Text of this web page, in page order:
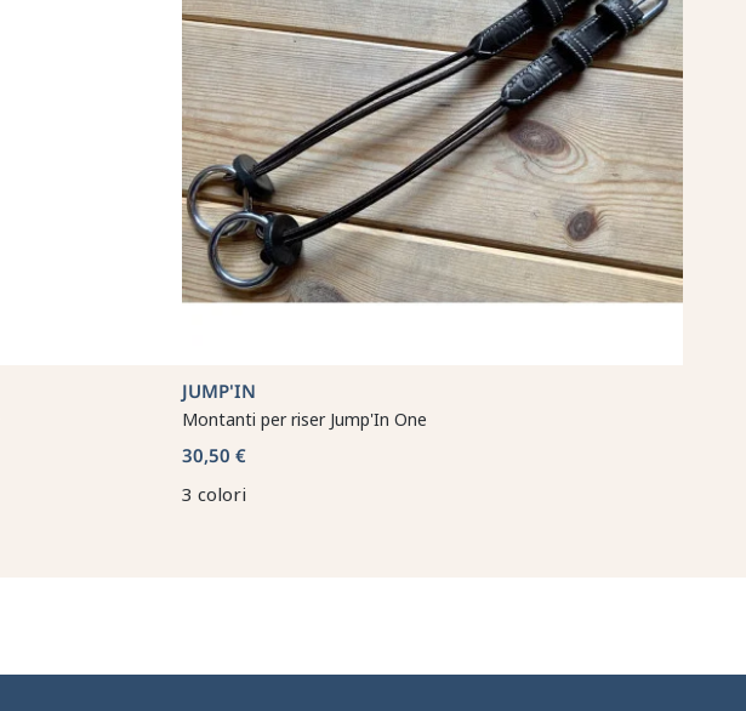
JUMP'IN
Montanti per riser Jump'In One
30,50 €
3 colori